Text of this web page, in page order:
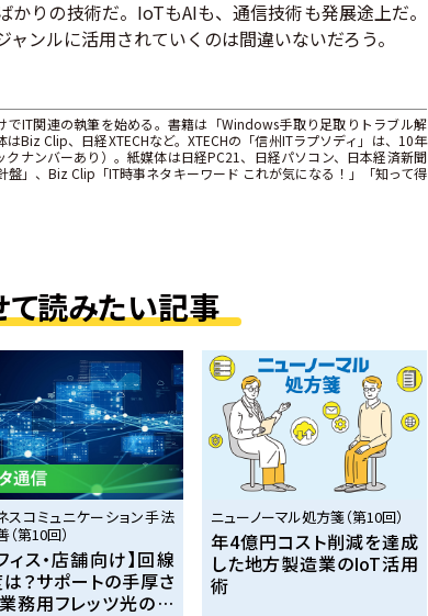
りの技術だ。IoTもAIも、通信技術も発展途上だ。
ンルに活用されていくのは間違いないだろう。
でIT関連の執筆を始める。書籍は「Windows手取り足取りトラブル解
Biz Clip、日経XTECHなど。XTECHの「信州ITラプソディ」は、10年
ナンバーあり）。紙媒体は日経PC21、日経パソコン、日本経済新聞
盤」、Biz Clip「IT時事ネタキーワード これが気になる！」「知って得
て読みたい記事
スコミュニケーション手法
（第10回）
ィス・店舗向け】回線
？サポートの手厚さ
務用フレッツ光の選
ニューノーマル処方箋（第10回）
年4億円コスト削減を達成
した地方製造業のIoT活用
術